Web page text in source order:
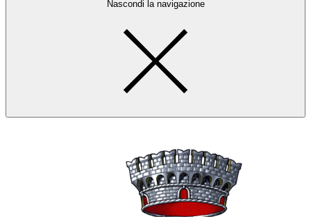
Nascondi la navigazione